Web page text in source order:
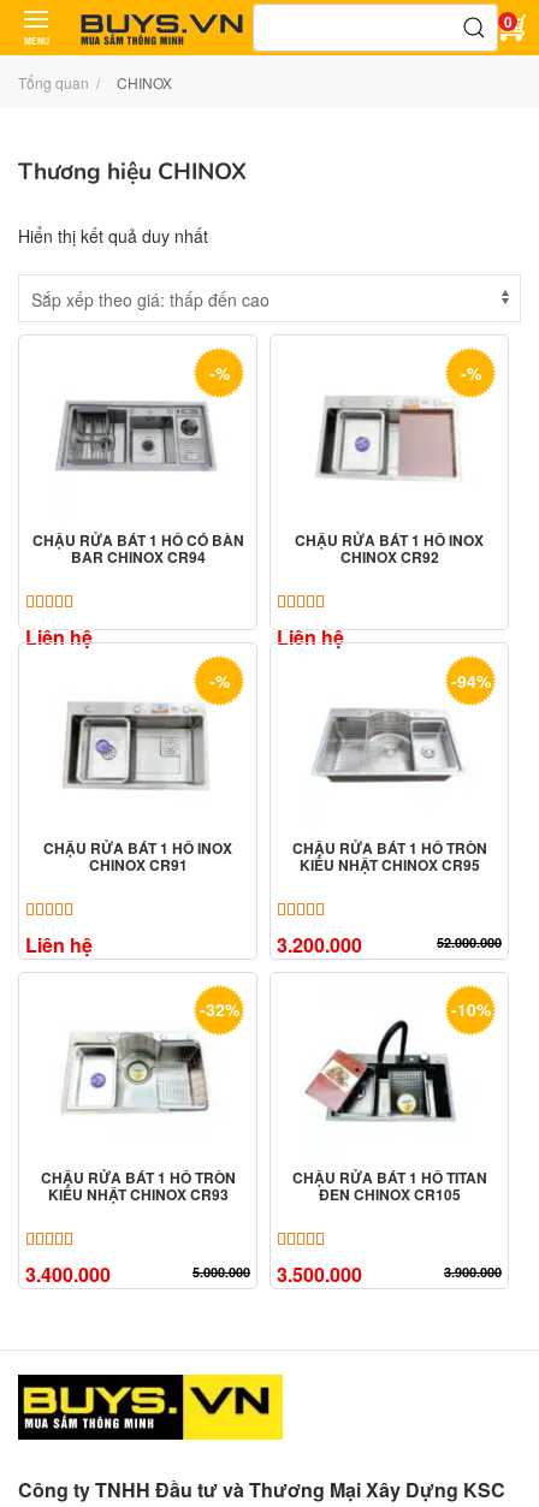
MENU
Tìm
0
Tổng quan CHINOX
Thương hiệu CHINOX
Hiển thị kết quả duy nhất
-%
CHẬU RỬA BÁT 1 HỐ CÓ BÀN
BAR CHINOX CR94
Liên hệ
-%
CHẬU RỬA BÁT 1 HỐ INOX
CHINOX CR92
Liên hệ
-%
CHẬU RỬA BÁT 1 HỐ INOX
CHINOX CR91
Liên hệ
-94%
CHẬU RỬA BÁT 1 HỐ TRÒN
KIỂU NHẬT CHINOX CR95
3.200.000 52.000.000
-32%
CHẬU RỬA BÁT 1 HỐ TRÒN
KIỂU NHẬT CHINOX CR93
3.400.000 5.000.000
-10%
CHẬU RỬA BÁT 1 HỐ TITAN
ĐEN CHINOX CR105
3.500.000 3.900.000
Công ty TNHH Đầu tư và Thương Mại Xây Dựng KSC